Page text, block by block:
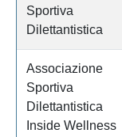
Sportiva
Dilettantistica
Associazione
Sportiva
Dilettantistica
Inside Wellness